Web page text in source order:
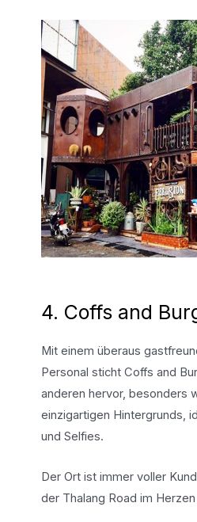
4. Coffs and
Mit einem überaus
Personal sticht Coffs and
anderen hervor, besonders
einzigartigen Hintergrunds,
und Selfies.
Der Ort ist immer voller
der Thalang Road im